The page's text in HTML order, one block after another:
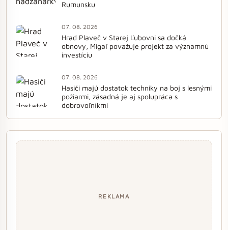
Rumunsku
07. 08. 2026
Hrad Plaveč v Starej Ľubovni sa dočká
obnovy, Migaľ považuje projekt za významnú
investíciu
07. 08. 2026
Hasiči majú dostatok techniky na boj s lesnými
požiarmi, zásadná je aj spolupráca s
dobrovoľníkmi
REKLAMA